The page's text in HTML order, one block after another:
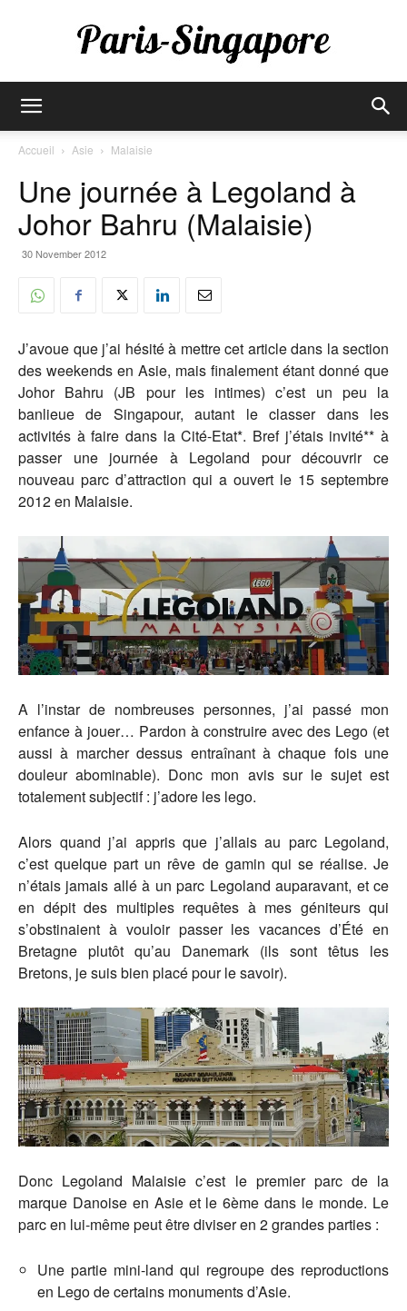
Singapore
Accueil Asie Malaisie
Une journée à Legoland à
Johor Bahru (Malaisie)
30 November 2012
J’avoue que j’ai hésité à mettre cet article dans la section
des weekends en Asie, mais finalement étant donné que
Johor Bahru (JB pour les intimes) c’est un peu la
banlieue de Singapour, autant le classer dans les
activités à faire dans la Cité-Etat*. Bref j’étais invité** à
passer une journée à Legoland pour découvrir ce
nouveau parc d’attraction qui a ouvert le 15 septembre
2012 en Malaisie.
A l’instar de nombreuses personnes, j’ai passé mon
enfance à jouer… Pardon à construire avec des Lego (et
aussi à marcher dessus entraînant à chaque fois une
douleur abominable). Donc mon avis sur le sujet est
totalement subjectif : j’adore les lego.
Alors quand j’ai appris que j’allais au parc Legoland,
c’est quelque part un rêve de gamin qui se réalise. Je
n’étais jamais allé à un parc Legoland auparavant, et ce
en dépit des multiples requêtes à mes géniteurs qui
s’obstinaient à vouloir passer les vacances d’Été en
Bretagne plutôt qu’au Danemark (ils sont têtus les
Bretons, je suis bien placé pour le savoir).
Donc Legoland Malaisie c’est le premier parc de la
marque Danoise en Asie et le 6ème dans le monde. Le
parc en lui-même peut être diviser en 2 grandes parties :
Une partie mini-land qui regroupe des reproductions
en Lego de certains monuments d’Asie.